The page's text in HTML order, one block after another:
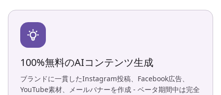
100%無料のAIコンテンツ生成
ブランドに一貫したInstagram投稿、Facebook広告、
YouTube素材、メールバナーを作成 - ベータ期間中は完全